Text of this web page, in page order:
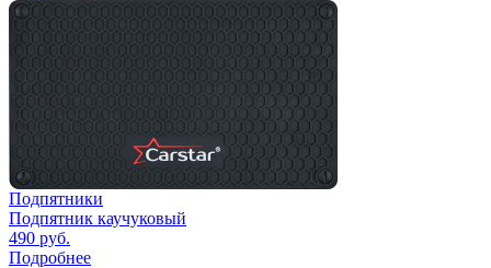
Подпятники
Подпятник каучуковый
490 руб.
Подробнее